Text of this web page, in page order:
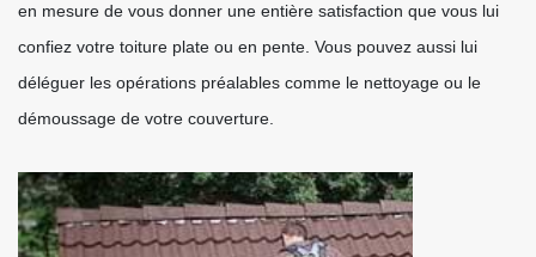
en mesure de vous donner une entière satisfaction que vous lui
confiez votre toiture plate ou en pente. Vous pouvez aussi lui
déléguer les opérations préalables comme le nettoyage ou le
démoussage de votre couverture.